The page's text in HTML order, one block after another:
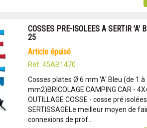
COSSES PRE-ISOLEES A SERTIR 'A'
25
article épuisé
Réf: 45AB1470
Cosses plates Ø 6 mm 'A' Bleu (de 1 à
mm2)BRICOLAGE CAMPING CAR -
OUTILLAGE COSSE - cosse pré
SERTISSAGELe meilleur moyen de
connexions de prof...